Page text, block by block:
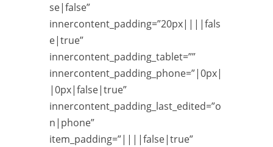
se|false”
innercontent_padding=”20px||||fals
e|true”
innercontent_padding_tablet=””
innercontent_padding_phone=”|0px|
|0px|false|true”
innercontent_padding_last_edited=”o
n|phone”
item_padding=”||||false|true”